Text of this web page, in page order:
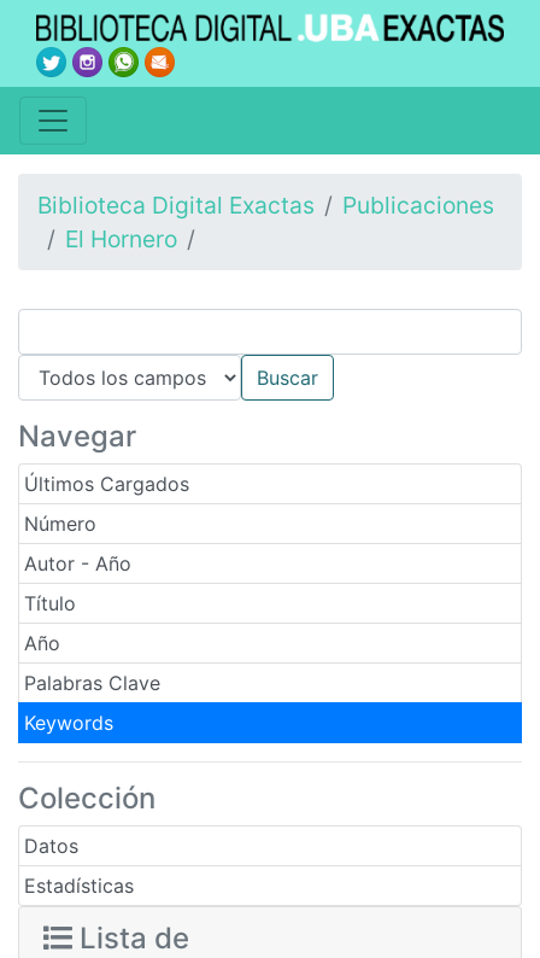
Biblioteca Digital Exactas
Publicaciones
El Hornero
Navegar
Últimos Cargados
Número
Autor - Año
Título
Año
Palabras Clave
Keywords
Colección
Datos
Estadísticas
Lista de